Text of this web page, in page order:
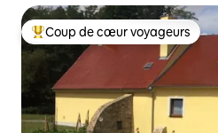
Coups de cœur voyageurs les
Coup de cœur voyageurs